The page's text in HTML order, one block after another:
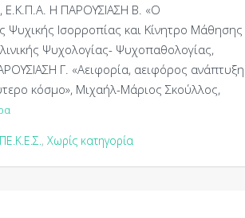
Ε.Κ.Π.Α. Η ΠΑΡΟΥΣΙΑΣΗ Β. «Ο
Ισορροπίας και Κίνητρο Μάθησης
Ψυχολογίας- Ψυχοπαθολογίας,
Γ. «Αειφορία, αειφόρος ανάπτυξη
κόσμο», Μιχαήλ-Μάριος Σκούλλος,
, Χωρίς κατηγορία